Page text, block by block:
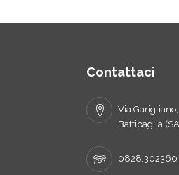
Contattaci
Via
Battipaglia
0828.302360